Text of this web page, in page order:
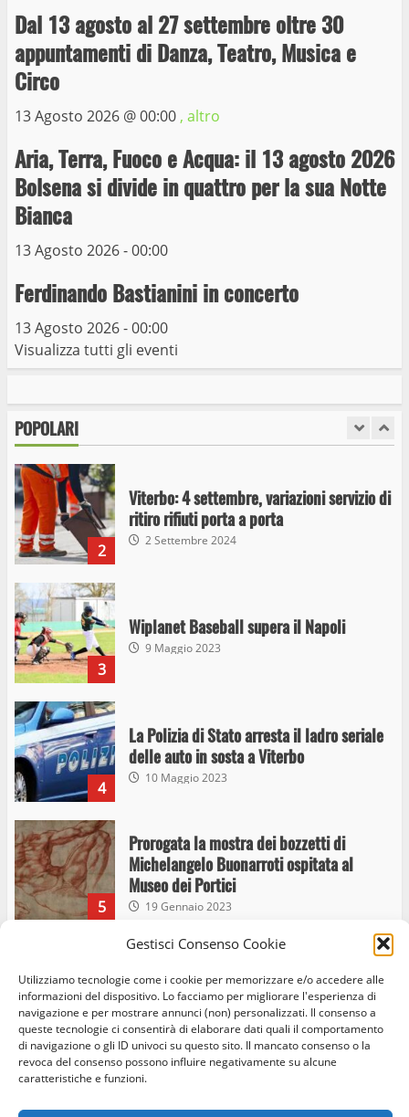
Gestisci Consenso Cookie
Utilizziamo tecnologie come i cookie per memorizzare e/o accedere alle
informazioni del dispositivo. Lo facciamo per migliorare l'esperienza di
navigazione e per mostrare annunci (non) personalizzati. Il consenso a
queste tecnologie ci consentirà di elaborare dati quali il comportamento
di navigazione o gli ID univoci su questo sito. Il mancato consenso o la
revoca del consenso possono influire negativamente su alcune
caratteristiche e funzioni.
Dal 13 agosto al 27 settembre oltre 30
appuntamenti di Danza, Teatro, Musica e
Circo
13 Agosto 2026 @00:00 , altro
Aria, Terra, Fuoco e Acqua: il 13 agosto 2026
Bolsena si divide in quattro per la sua Notte
Bianca
13 Agosto 2026 - 00:00
Ferdinando Bastianini in concerto
13 Agosto 2026 - 00:00
Visualizza tutti gli eventi
POPOLARI
Prorogata la mostra dei bozzetti di
Michelangelo Buonarroti ospitata al
Museo dei Portici
6
capolinea al terminal Riello dal 15 al 17
giugno
15 Giugno 2023
Giochi Sportivi Studenteschi di Atletica a
Viterbo
10 Maggio 2023
I Carabinieri arrestano due giovani per
stupefacenti
2
Viterbo: 4 settembre, variazioni servizio di
ritiro rifiuti porta a porta
2 Settembre 2024
3
Wiplanet Baseball supera il Napoli
9 Maggio 2023
4
La Polizia di Stato arresta il ladro seriale
delle auto in sosta a Viterbo
10 Maggio 2023
5
Prorogata la mostra dei bozzetti di
Michelangelo Buonarroti ospitata al
Museo dei Portici
19 Gennaio 2023
6
Trasporto pubblico locale, trasferimento
capolinea al terminal Riello dal 15 al 17
giugno
15 Giugno 2023